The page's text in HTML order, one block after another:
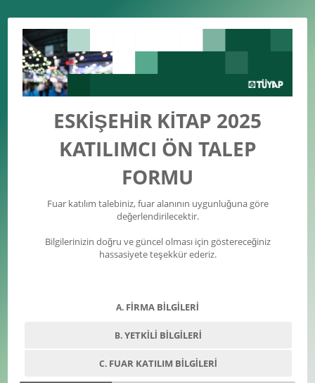
ESKİŞEHİR KİTAP 2025
KATILIMCI ÖN TALEP
FORMU
Fuar katılım talebiniz, fuar alanının uygunluğuna göre
değerlendirilecektir.
Bilgilerinizin doğru ve güncel olması için göstereceğiniz
hassasiyete teşekkür ederiz.
A. FİRMA BİLGİLERİ
B.YETKİLİ BİLGİLERİ
C. FUAR KATILIM BİLGİLERİ